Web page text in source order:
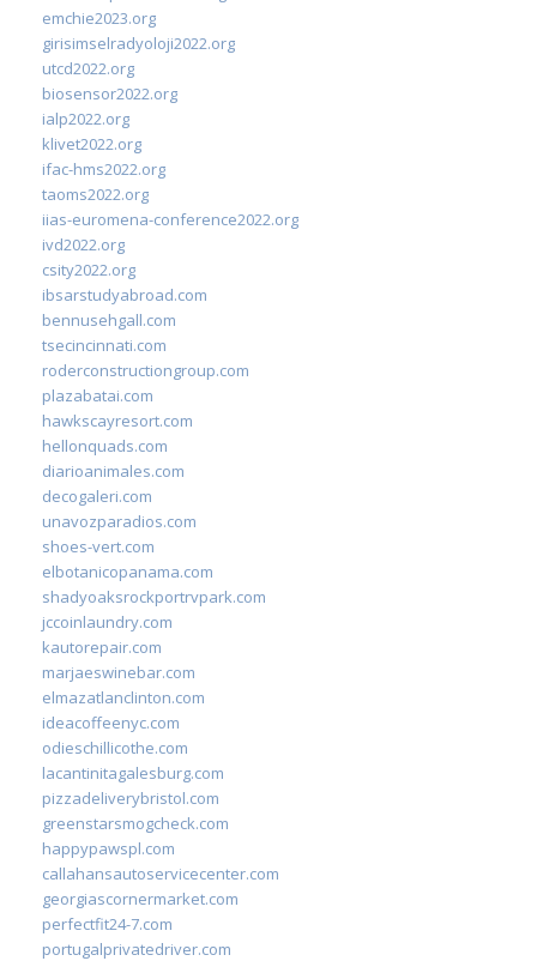
emchie2023.org
girisimselradyoloji2022.org
utcd2022.org
biosensor2022.org
ialp2022.org
klivet2022.org
ifac-hms2022.org
taoms2022.org
iias-euromena-conference2022.org
ivd2022.org
csity2022.org
ibsarstudyabroad.com
bennusehgall.com
tsecincinnati.com
roderconstructiongroup.com
plazabatai.com
hawkscayresort.com
hellonquads.com
diarioanimales.com
decogaleri.com
unavozparadios.com
shoes-vert.com
elbotanicopanama.com
shadyoaksrockportrvpark.com
jccoinlaundry.com
kautorepair.com
marjaeswinebar.com
elmazatlanclinton.com
ideacoffeenyc.com
odieschillicothe.com
lacantinitagalesburg.com
pizzadeliverybristol.com
greenstarsmogcheck.com
happypawspl.com
callahansautoservicecenter.com
georgiascornermarket.com
perfectfit24-7.com
portugalprivatedriver.com